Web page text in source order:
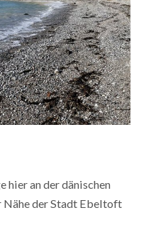
hier an der dänischen
Nähe der Stadt Ebeltoft